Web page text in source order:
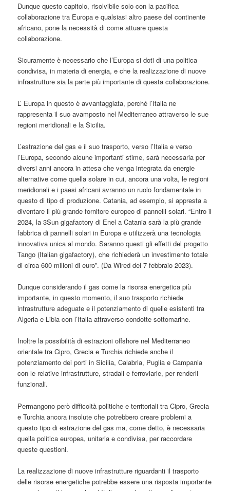
Dunque questo capitolo, risolvibile solo con la pacifica
collaborazione tra Europa e qualsiasi altro paese del continente
africano, pone la necessità di come attuare questa
collaborazione.
Sicuramente è necessario che l’Europa si doti di una politica
condivisa, in materia di energia, e che la realizzazione di nuove
infrastrutture sia la parte più importante di questa collaborazione.
L’ Europa in questo è avvantaggiata, perché l’Italia ne
rappresenta il suo avamposto nel Mediterraneo attraverso le sue
regioni meridionali e la Sicilia.
L’estrazione del gas e il suo trasporto, verso l’Italia e verso
l’Europa, secondo alcune importanti stime, sarà necessaria per
diversi anni ancora in attesa che venga integrata da energie
alternative come quella solare in cui, ancora una volta, le regioni
meridionali e i paesi africani avranno un ruolo fondamentale in
questo di tipo di produzione. Catania, ad esempio, si appresta a
diventare il più grande fornitore europeo di pannelli solari. “Entro il
2024, la 3Sun gigafactory di Enel a Catania sarà la più grande
fabbrica di pannelli solari in Europa e utilizzerà una tecnologia
innovativa unica al mondo. Saranno questi gli effetti del progetto
Tango (Italian gigafactory), che richiederà un investimento totale
di circa 600 milioni di euro”. (Da Wired del 7 febbraio 2023).
Dunque considerando il gas come la risorsa energetica più
importante, in questo momento, il suo trasporto richiede
infrastrutture adeguate e il potenziamento di quelle esistenti tra
Algeria e Libia con l’Italia attraverso condotte sottomarine.
Inoltre la possibilità di estrazioni offshore nel Mediterraneo
orientale tra Cipro, Grecia e Turchia richiede anche il
potenziamento dei porti in Sicilia, Calabria, Puglia e Campania
con le relative infrastrutture, stradali e ferroviarie, per renderli
funzionali.
Permangono però difficoltà politiche e territoriali tra Cipro, Grecia
e Turchia ancora insolute che potrebbero creare problemi a
questo tipo di estrazione del gas ma, come detto, è necessaria
quella politica europea, unitaria e condivisa, per raccordare
queste questioni.
La realizzazione di nuove infrastrutture riguardanti il trasporto
delle risorse energetiche potrebbe essere una risposta importante